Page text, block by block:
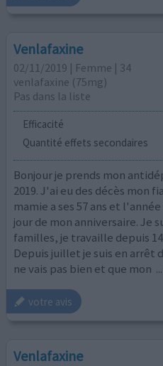
Venlafaxine
02/11/2019 | Femme | 34
venlafaxine (75mg)
Pas dans la liste
Efficacité
Quantité effets secondaires
Bonjour je prends mon
2019. J'ai eu des décès mon
mamie a ses 57 ans et
jour de mon anniversaire. Je
familles, je travaille depuis
Depuis juillet je suis en arrêt
ne vais pas bien et que mon
votre avis
Venlafaxine